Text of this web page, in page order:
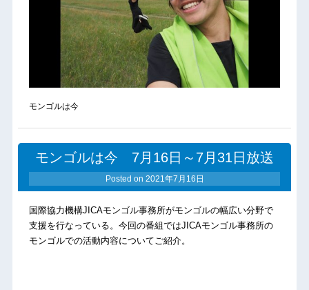
モンゴルは今
モンゴルは今 7月16日～7月31日放送
Posted on 2021年7月16日
国際協力機構JICAモンゴル事務所がモンゴルの幅広い分野で
支援を行なっている。今回の番組ではJICAモンゴル事務所の
モンゴルでの活動内容についてご紹介。